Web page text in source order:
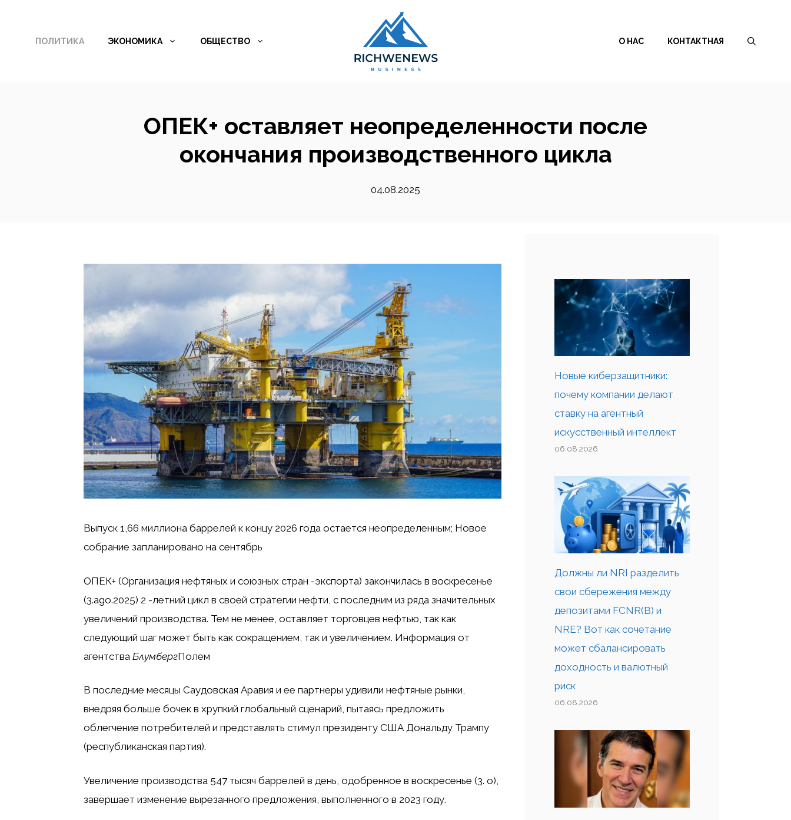
содержимому
ПОЛИТИКА ЭКОНОМИКА ОБЩЕСТВО О НАС КОНТАКТНАЯ
ОПЕК+ оставляет неопределенности после
окончания производственного цикла
04.08.2025
Выпуск 1,66 миллиона баррелей к концу 2026 года остается неопределенным; Новое
собрание запланировано на сентябрь
ОПЕК+ (Организация нефтяных и союзных стран -экспорта) закончилась в воскресенье
(3.ago.2025) 2 -летний цикл в своей стратегии нефти, с последним из ряда значительных
увеличений производства. Тем не менее, оставляет торговцев нефтью, так как
следующий шаг может быть как сокращением, так и увеличением. Информация от
агентства БлумбергПолем
В последние месяцы Саудовская Аравия и ее партнеры удивили нефтяные рынки,
внедряя больше бочек в хрупкий глобальный сценарий, пытаясь предложить
облегчение потребителей и представлять стимул президенту США Дональду Трампу
(республиканская партия).
Увеличение производства 547 тысяч баррелей в день, одобренное в воскресенье (3. o),
завершает изменение вырезанного предложения, выполненного в 2023 году.
Новые киберзащитники:
почему компании делают
ставку на агентный
искусственный интеллект
06.08.2026
Должны ли NRI разделить
свои сбережения между
депозитами FCNR(B) и
NRE? Вот как сочетание
может сбалансировать
доходность и валютный
риск
06.08.2026